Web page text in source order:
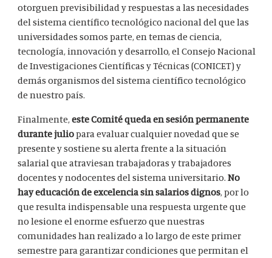
otorguen previsibilidad y respuestas a las necesidades
del sistema científico tecnológico nacional del que las
universidades somos parte, en temas de ciencia,
tecnología, innovación y desarrollo, el Consejo Nacional
de Investigaciones Científicas y Técnicas (CONICET) y
demás organismos del sistema científico tecnológico
de nuestro país.
Finalmente,este Comité queda en sesión permanente
durante juliopara evaluar cualquier novedad que se
presente y sostiene su alerta frente a la situación
salarial que atraviesan trabajadoras y trabajadores
docentes y nodocentes del sistema universitario.No
hay educación de excelencia sin salarios dignos, por lo
que resulta indispensable una respuesta urgente que
no lesione el enorme esfuerzo que nuestras
comunidades han realizado a lo largo de este primer
semestre para garantizar condiciones que permitan el